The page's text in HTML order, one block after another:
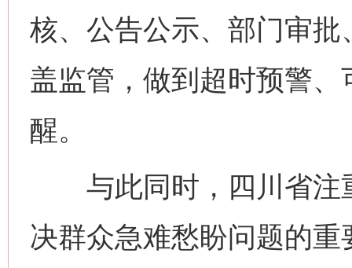
核、公告公示、部门审
盖监管，做到超时预警
醒。
与此同时，四川省注
决群众急难愁盼问题的
网上购药对药下症？
这是一记警钟！ 谢